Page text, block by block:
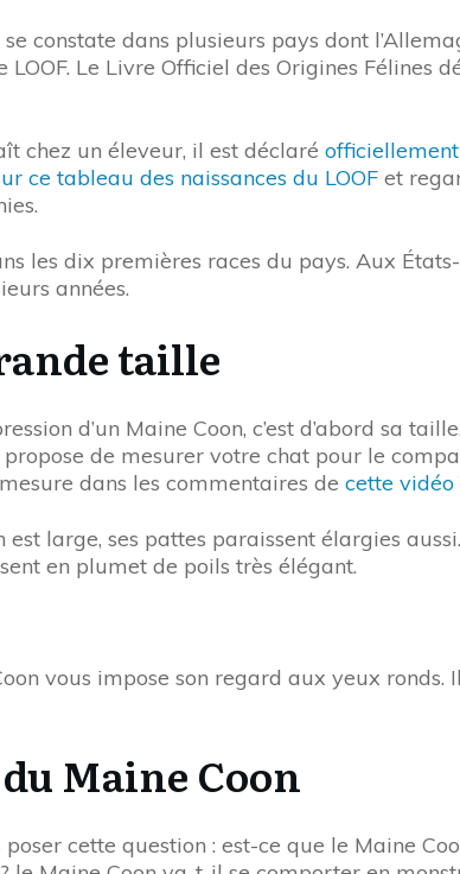
constate dans plusieurs pays dont
LOOF. Le Livre Officiel des Origines
chez un éleveur, il est déclaré officiellement
ce tableau des naissances du LOOF et
les dix premières races du pays. Aux
années.
taille
d’un Maine Coon, c’est d’abord sa
propose de mesurer votre chat pour le
dans les commentaires de cette vidéo
est large, ses pattes paraissent élargies
en plumet de poils très élégant.
vous impose son regard aux yeux
Maine Coon
cette question : est-ce que le Maine